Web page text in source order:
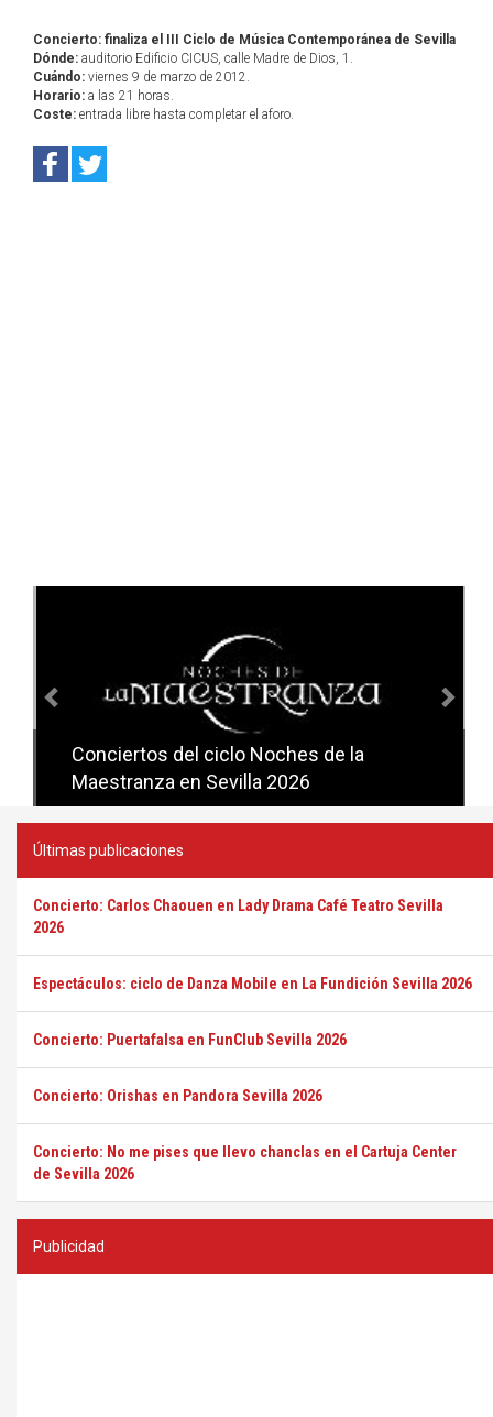
Concierto: finaliza el III Ciclo de Música Contemporánea de Sevilla
Dónde: auditorio Edificio CICUS, calle Madre de Dios, 1.
Cuándo: viernes 9 de marzo de 2012.
Horario: a las 21 horas.
Coste: entrada libre hasta completar el aforo.
Conciertos del ciclo Noches de la
Maestranza en Sevilla 2026
Conciertos del ciclo Candlelight en
Sevilla
Últimas publicaciones
Concierto: Carlos Chaouen en Lady Drama Café Teatro Sevilla
2026
Espectáculos: ciclo de Danza Mobile en La Fundición Sevilla 2026
Concierto: Puertafalsa en FunClub Sevilla 2026
Concierto: Orishas en Pandora Sevilla 2026
Concierto: No me pises que llevo chanclas en el Cartuja Center
de Sevilla 2026
Publicidad